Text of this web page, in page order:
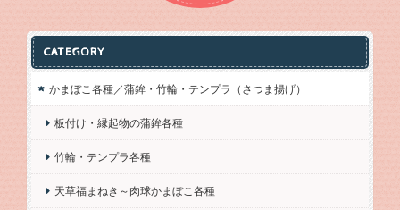
CATEGORY
かまぼこ各種／蒲鉾・竹輪・テンプラ（さつま揚げ）
板付け・縁起物の蒲鉾各種
竹輪・テンプラ各種
天草福まねき～肉球かまぼこ各種